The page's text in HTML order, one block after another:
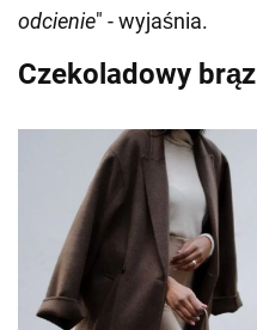
odcienie" - wyjaśnia.
Czekoladowy brąz